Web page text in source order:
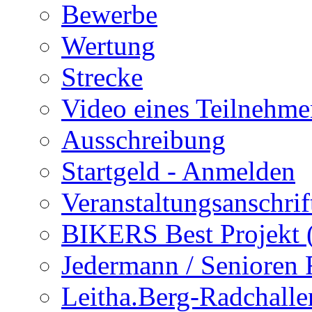
Bewerbe
Wertung
Strecke
Video eines
Ausschreibung
Startgeld - Anmelden
BIKERS Best Projekt
Jedermann / Senioren
Leitha.Berg-